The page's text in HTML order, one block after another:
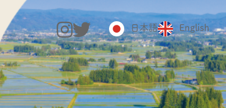
日本語 English